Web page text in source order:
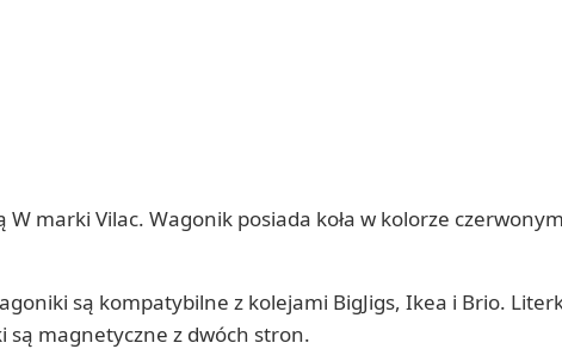
marki Vilac. Wagonik posiada koła w kolorze
są kompatybilne z kolejami BigJigs, Ikea i Brio.
są magnetyczne z dwóch stron.